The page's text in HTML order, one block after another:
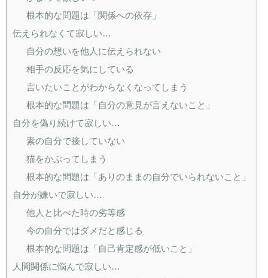
根本的な問題は「関係への依存」
伝えられなくて寂しい…
自分の想いを他人に伝えられない
相手の反応を気にしている
言いたいことがわからなくなってしまう
根本的な問題は「自分の意見が言えないこと」
自分を偽り続けて寂しい…
素の自分で接していない
猫をかぶってしまう
根本的な問題は「ありのままの自分でいられないこと」
自分が嫌いで寂しい…
他人と比べた時の劣等感
今の自分ではダメだと感じる
根本的な問題は「自己肯定感が低いこと」
人間関係に悩んで寂しい…